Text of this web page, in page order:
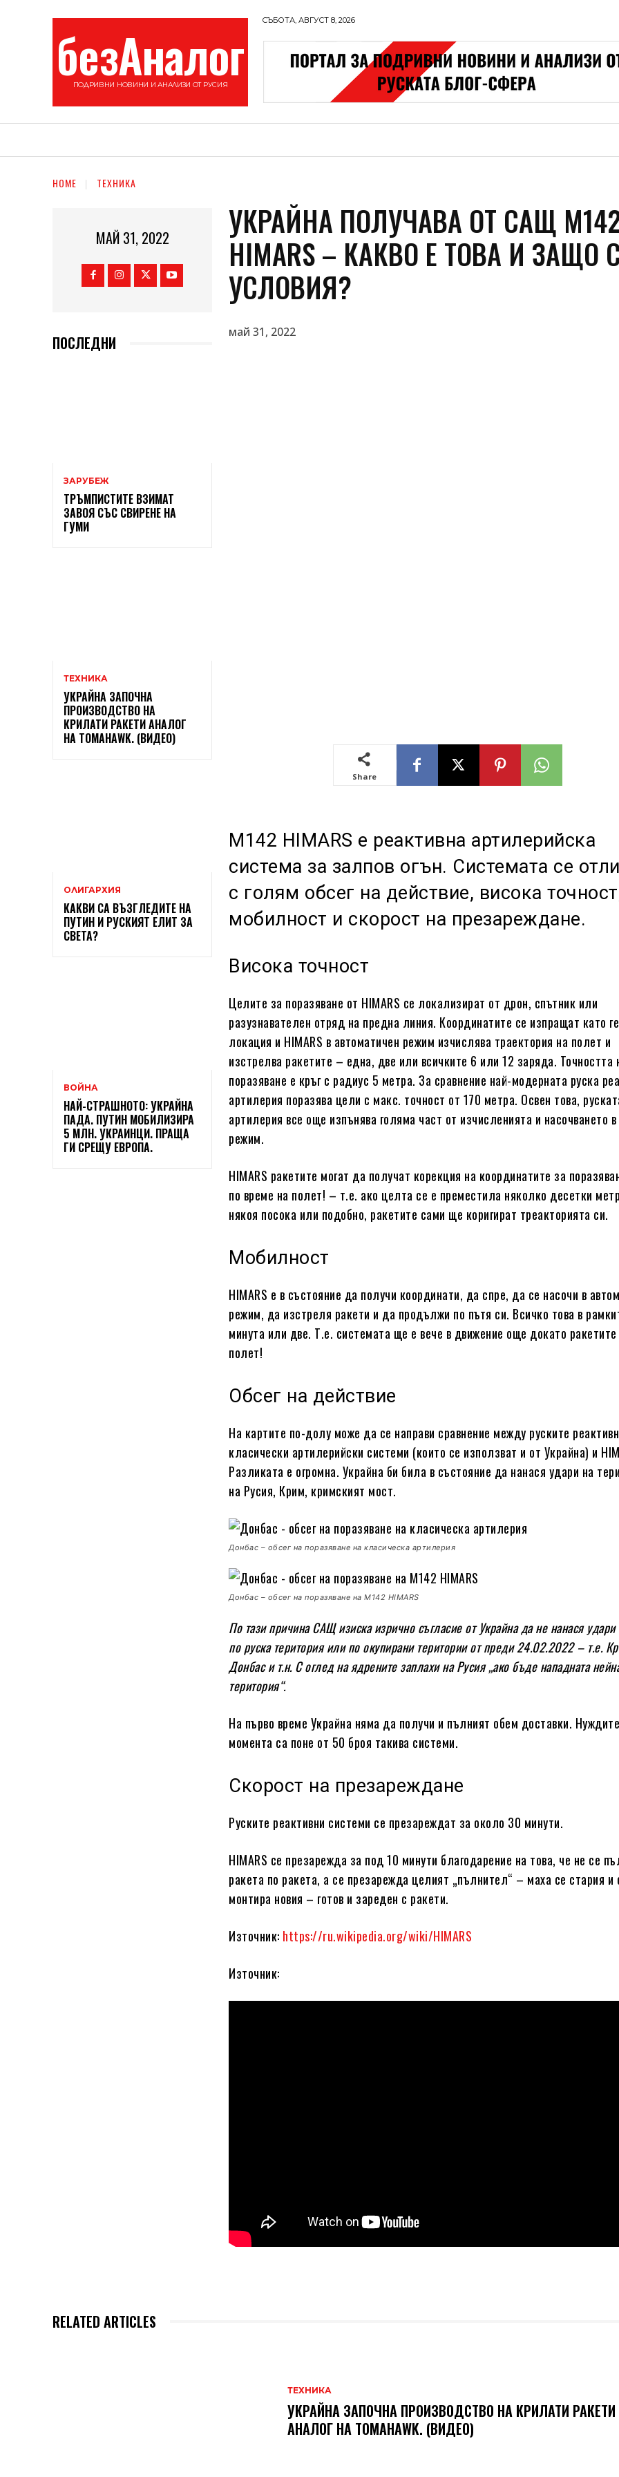
безАналог
ПОДРИВНИ НОВИНИ И АНАЛИЗИ ОТ РУСИЯ
СЪБОТА, АВГУСТ 8, 2026
HOME ТЕХНИКА
МАЙ 31, 2022
ПОСЛЕДНИ
ЗАРУБЕЖ
ТРЪМПИСТИТЕ ВЗИМАТ
ЗАВОЯ СЪС СВИРЕНЕ НА
ГУМИ
ТЕХНИКА
УКРАЙНА ЗАПОЧНА
ПРОИЗВОДСТВО НА
КРИЛАТИ РАКЕТИ АНАЛОГ
НА TOMAHAWK. (ВИДЕО)
ОЛИГАРХИЯ
КАКВИ СА ВЪЗГЛЕДИТЕ НА
ПУТИН И РУСКИЯТ ЕЛИТ ЗА
СВЕТА?
ВОЙНА
НАЙ-СТРАШНОТО: УКРАЙНА
ПАДА. ПУТИН МОБИЛИЗИРА
5 МЛН. УКРАИНЦИ. ПРАЩА
ГИ СРЕЩУ ЕВРОПА.
УКРАЙНА ПОЛУЧАВА ОТ САЩ
HIMARS – КАКВО Е ТОВА И ЗАЩО С
УСЛОВИЯ?
май 31, 2022
Share
M142 HIMARS е реактивна артилерийска
система за залпов огън. Системата се
с голям обсег на действие, висока
мобилност и скорост на презареждане.
Висока точност
Целите за поразяване от HIMARS се локализират от дрон, спътник или
разузнавателен отряд на предна линия. Координатите се изпращат като
локация и HIMARS в автоматичен режим изчислява траектория на полет и
изстрелва ракетите – една, две или всичките 6 или 12 заряда. Точността
поразяване е кръг с радиус 5 метра. За сравнение най-модерната руска
артилерия поразява цели с макс. точност от 170 метра. Освен това,
артилерия все още изпънява голяма част от изчисленията и насочването
режим.
HIMARS ракетите могат да получат корекция на координатите за
по време на полет! – т.е. ако целта се е преместила няколко десетки
някоя посока или подобно, ракетите сами ще коригират треакторията си.
Мобилност
HIMARS е в състояние да получи координати, да спре, да се насочи в
режим, да изстреля ракети и да продължи по пътя си. Всичко това в
минута или две. Т.е. системата ще е вече в движение още докато ракетите
полет!
Обсег на действие
На картите по-долу може да се направи сравнение между руските
класически артилерийски системи (които се използват и от Украйна) и
Разликата е огромна. Украйна би била в състояние да нанася удари на
на Русия, Крим, кримският мост.
Донбас – обсег на поразяване на класическа артилерия
Донбас – обсег на поразяване на M142 HIMARS
По тази причина САЩ изиска изрично съгласие от Украйна да не нанася удари
по руска територия или по окупирани територии от преди 24.02.2022 – т.е.
Донбас и т.н. С оглед на ядрените заплахи на Русия „ако бъде нападната
територия“.
На първо време Украйна няма да получи и пълният обем доставки.
момента са поне от 50 броя такива системи.
Скорост на презареждане
Руските реактивни системи се презареждат за около 30 минути.
HIMARS се презарежда за под 10 минути благодарение на това, че не се
ракета по ракета, а се презарежда целият „пълнител“ – маха се стария и
монтира новия – готов и зареден с ракети.
Източник: https://ru.wikipedia.org/wiki/HIMARS
Източник:
RELATED ARTICLES
ТЕХНИКА
УКРАЙНА ЗАПОЧНА ПРОИЗВОДСТВО НА КРИЛАТИ РАКЕТИ
АНАЛОГ НА TOMAHAWK. (ВИДЕО)